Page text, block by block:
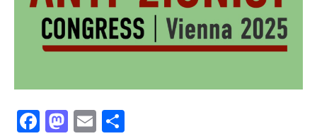
Facebook
Mastodon
Email